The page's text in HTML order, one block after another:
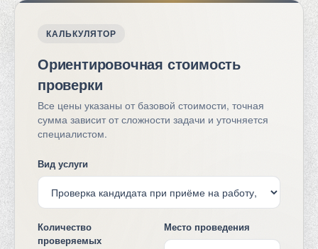
КАЛЬКУЛЯТОР
Ориентировочная стоимость
проверки
Все цены указаны от базовой стоимости, точная
сумма зависит от сложности задачи и уточняется
специалистом.
Вид услуги
Количество
проверяемых
Место проведения